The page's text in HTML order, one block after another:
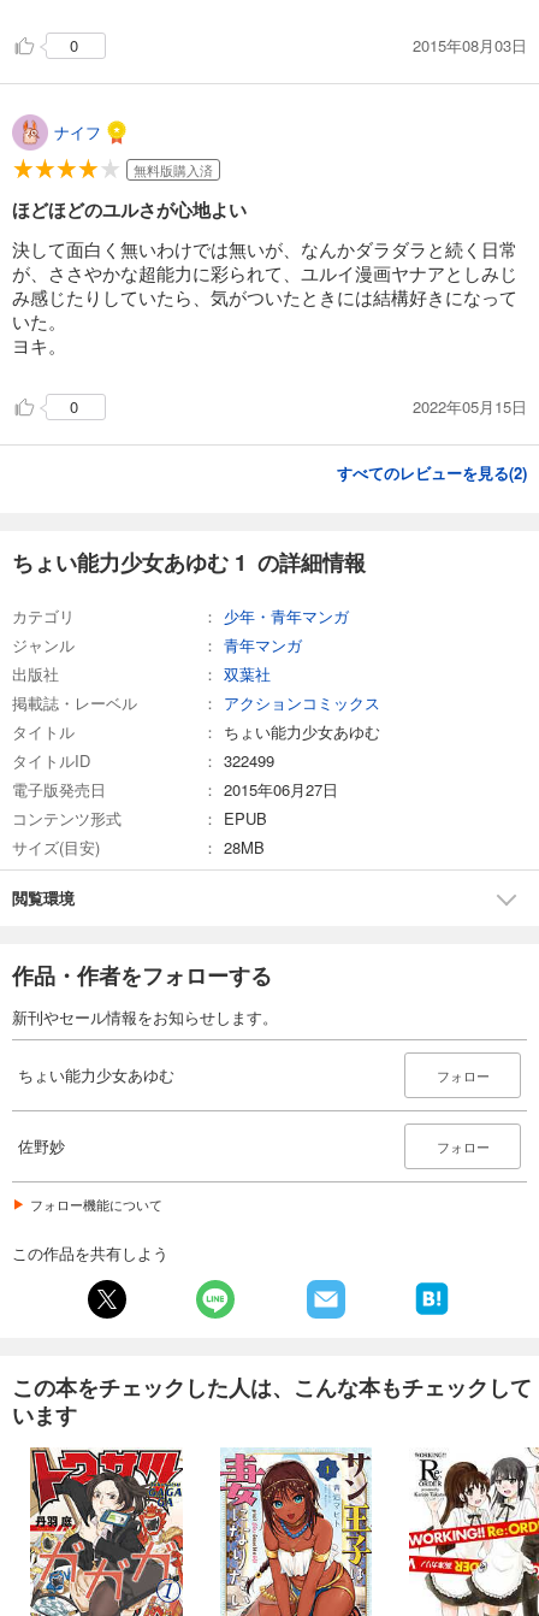
0 2015年08月03日
ナイフ
無料版購入済
ほどほどのユルさが心地よい
決して面白く無いわけでは無いが、なんかダラダラと続く日常
が、ささやかな超能力に彩られて、ユルイ漫画ヤナアとしみじ
み感じたりしていたら、気がついたときには結構好きになって
いた。
ヨキ。
0 2022年05月15日
すべてのレビューを見る(2)
ちょい能力少女あゆむ 1 の詳細情報
カテゴリ
少年・青年マンガ
ジャンル
青年マンガ
出版社
双葉社
掲載誌・レーベル
アクションコミックス
タイトル
ちょい能力少女あゆむ
タイトルID
322499
電子版発売日
2015年06月27日
コンテンツ形式
EPUB
サイズ(目安)
28MB
閲覧環境
作品・作者をフォローする
新刊やセール情報をお知らせします。
ちょい能力少女あゆむ フォロー
佐野妙 フォロー
フォロー機能について
この作品を共有しよう
この本をチェックした人は、こんな本もチェックして
います